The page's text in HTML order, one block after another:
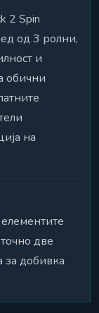
2 Spin
од 3 ролни,
и
обични
на
две
за добивка